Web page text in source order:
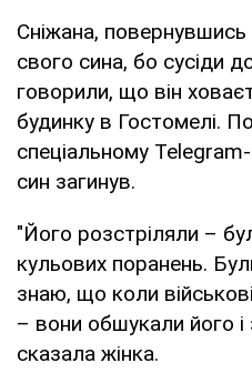
Сніжана,
свого сина, бо сусіди
говорили, що він
будинку в Гостомелі.
спеціальному Telegram-
син загинув.
"Його розстріляли –
кульових поранень.
знаю, що коли
– вони обшукали його і
сказала жінка.